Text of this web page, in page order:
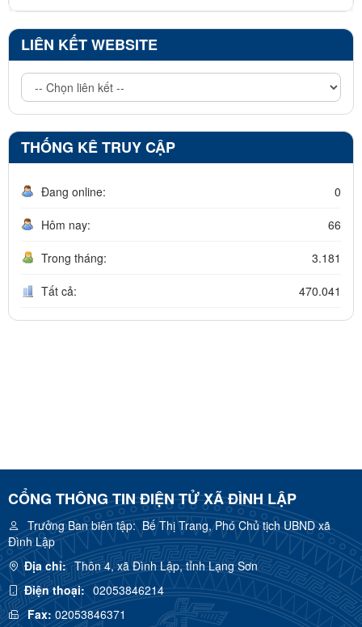
LIÊN KẾT WEBSITE
THỐNG KÊ TRUY CẬP
Đang online: 0
Hôm nay: 66
Trong tháng: 3.181
Tất cả: 470.041
CỔNG THÔNG TIN ĐIỆN TỬ XÃ ĐÌNH LẬP
Trưởng Ban biên tập:Bế Thị Trang, Phó Chủ tịch UBND xã
Đình Lập
Địa chỉ: Thôn 4, xã Đình Lập, tỉnh Lạng Sơn
Điện thoại: 02053846214
Fax:02053846371